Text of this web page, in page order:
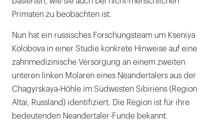
Primaten zu beobachten ist.
Nun hat ein russisches Forschungsteam um Kseniya
Kolobova in einer Studie konkrete Hinweise auf eine
zahnmedizinische Versorgung an einem zweiten
unteren linken Molaren eines Neandertalers aus der
Chagyrskaya-Höhle im Südwesten Sibiriens (Region
Altai, Russland) identifiziert. Die ­Region ist für ihre
bedeutenden Neandertaler-Funde bekannt.